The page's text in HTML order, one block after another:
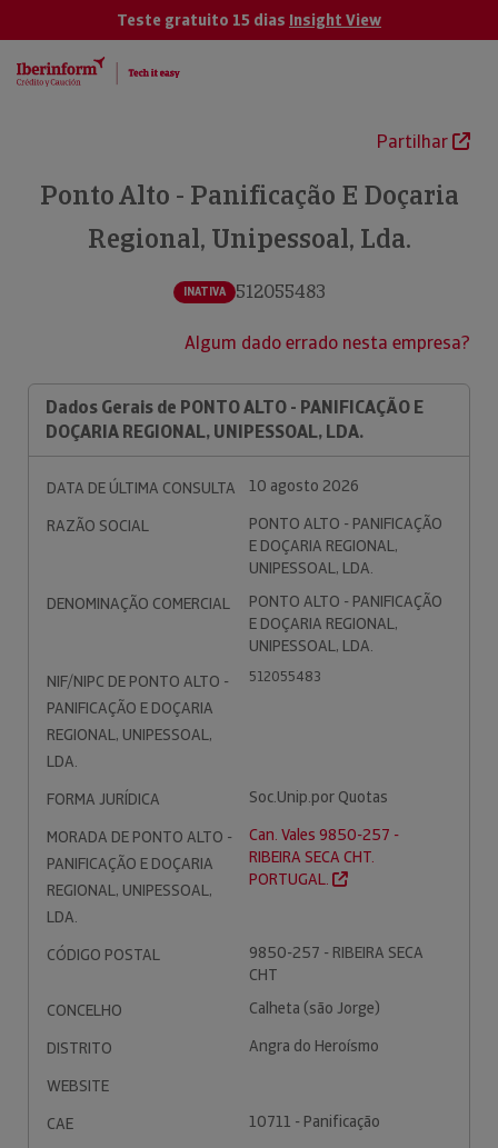
Teste gratuito 15 dias Insight View
Partilhar
Ponto Alto - Panificação E Doçaria
Regional, Unipessoal, Lda.
INATIVA 512055483
Algum dado errado nesta empresa?
Dados Gerais de PONTO ALTO - PANIFICAÇÃO E
DOÇARIA REGIONAL, UNIPESSOAL, LDA.
DATA DE ÚLTIMA CONSULTA
10 agosto 2026
RAZÃO SOCIAL
PONTO ALTO - PANIFICAÇÃO
E DOÇARIA REGIONAL,
UNIPESSOAL, LDA.
DENOMINAÇÃO COMERCIAL
PONTO ALTO - PANIFICAÇÃO
E DOÇARIA REGIONAL,
UNIPESSOAL, LDA.
NIF/NIPC DE PONTO ALTO -
PANIFICAÇÃO E DOÇARIA
REGIONAL, UNIPESSOAL,
LDA.
512055483
FORMA JURÍDICA
Soc.Unip.por Quotas
MORADA DE PONTO ALTO -
PANIFICAÇÃO E DOÇARIA
REGIONAL, UNIPESSOAL,
LDA.
Can. Vales 9850-257 -
RIBEIRA SECA CHT.
PORTUGAL.
CÓDIGO POSTAL
9850-257 - RIBEIRA SECA
CHT
CONCELHO
Calheta (são Jorge)
DISTRITO
Angra do Heroísmo
WEBSITE
CAE
10711 - Panificação